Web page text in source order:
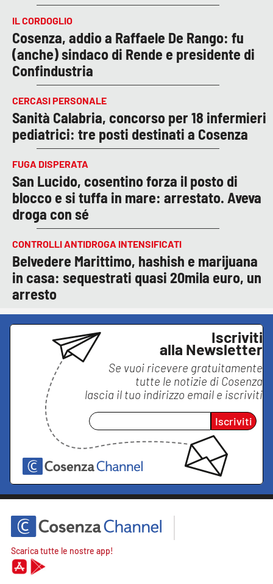
IL CORDOGLIO
Cosenza, addio a Raffaele De Rango: fu
(anche) sindaco di Rende e presidente di
Confindustria
CERCASI PERSONALE
Sanità Calabria, concorso per 18 infermieri
pediatrici: tre posti destinati a Cosenza
FUGA DISPERATA
San Lucido, cosentino forza il posto di
blocco e si tuffa in mare: arrestato. Aveva
droga con sé
CONTROLLI ANTIDROGA INTENSIFICATI
Belvedere Marittimo, hashish e marijuana
in casa: sequestrati quasi 20mila euro, un
arresto
Iscriviti
alla Newsletter
Se vuoi ricevere gratuitamente
tutte le notizie di Cosenza
lascia il tuo indirizzo email e iscriviti
Iscriviti
Scarica tutte le nostre app!